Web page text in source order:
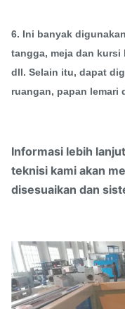
6. Ini banyak
tangga, meja dan
dll. Selain itu, dapat
ruangan, papan lemari
Informasi lebih
teknisi kami akan
disesuaikan dan